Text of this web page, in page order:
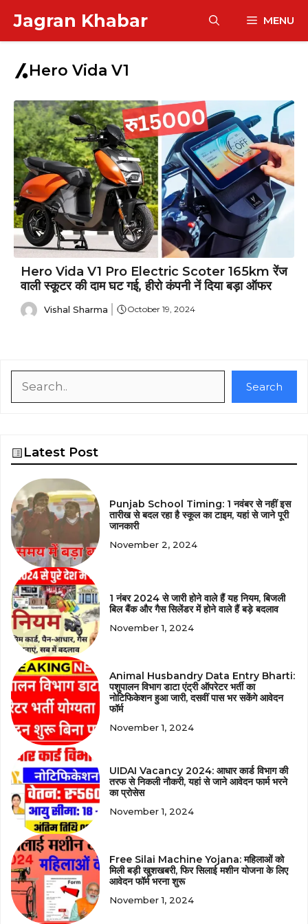
content
Jagran Khabar MENU
Hero Vida V1
Hero Vida V1 Pro Electric Scoter 165km रेंज
वाली स्कूटर की दाम घट गई, हीरो कंपनी नें दिया बड़ा ऑफर
Vishal Sharma October 19, 2024
Search
Latest Post
Punjab School Timing: 1 नवंबर से नहीं इस
तारीख से बदल रहा है स्कूल का टाइम, यहां से जाने पूरी
जानकारी
November 2, 2024
1 नंबर 2024 से जारी होने वाले हैं यह नियम, बिजली
बिल बैंक और गैस सिलेंडर में होने वाले हैं बड़े बदलाव
November 1, 2024
Animal Husbandry Data Entry Bharti:
पशुपालन विभाग डाटा एंट्री ऑपरेटर भर्ती का
नोटिफिकेशन हुआ जारी, दसवीं पास भर सकेंगे आवेदन
फॉर्म
November 1, 2024
UIDAI Vacancy 2024: आधार कार्ड विभाग की
तरफ से निकली नौकरी, यहां से जाने आवेदन फार्म भरने
का प्रोसेस
November 1, 2024
Free Silai Machine Yojana: महिलाओं को
मिली बड़ी खुशखबरी, फिर सिलाई मशीन योजना के लिए
आवेदन फॉर्म भरना शुरू
November 1, 2024